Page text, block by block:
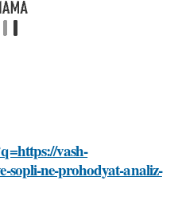
vash-
sopli-ne-prohodyat-analiz-